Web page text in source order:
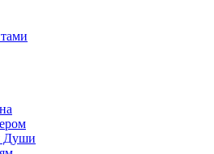
Души